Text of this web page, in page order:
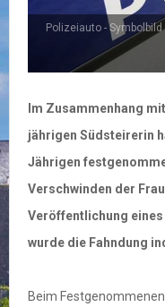
Polizeiauto - Symbolbild
Im Zusammenhang
jährigen Südsteirerin
Jährigen
Verschwinden der
Veröffentlichung
wurde die Fahndung
Beim